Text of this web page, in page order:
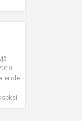
ei ole